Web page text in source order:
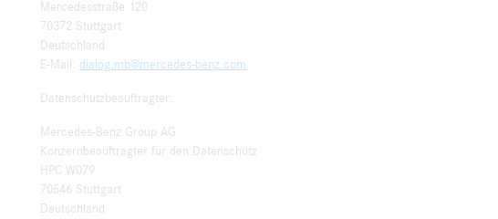
Mercedesstraße 120
70372 Stuttgart
Deutschland
E-Mail: dialog.mb@mercedes-benz.com
Datenschutzbeauftragter:
Mercedes-Benz Group AG
Konzernbeauftragter für den Datenschutz
HPC W079
70546 Stuttgart
Deutschland